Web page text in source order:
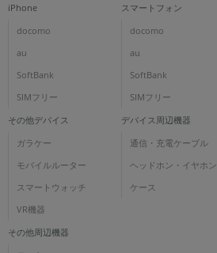
iPhone
docomo
au
SoftBank
SIMフリー
スマートフォン
docomo
au
SoftBank
SIMフリー
その他デバイス
ガラケー
モバイルルーター
スマートウォッチ
VR機器
デバイス周辺機器
通信・充電ケーブル
ヘッドホン・イヤホン
ケース
その他周辺機器